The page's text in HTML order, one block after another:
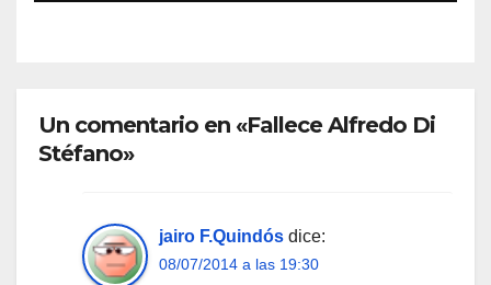
Un comentario en «Fallece Alfredo Di
Stéfano»
jairo F.Quindós dice:
08/07/2014 a las 19:30